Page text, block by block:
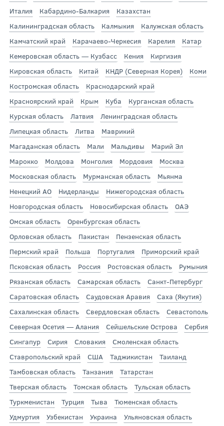
Италия
Кабардино-Балкария
Казахстан
Калининградская область
Калмыкия
Калужская область
Камчатский край
Карачаево-Черкесия Карелия
Катар
Кемеровская область — Кузбасс
Кения
Киргизия
Кировская область
Китай КНДР (Северная Корея)
Коми
Костромская область
Краснодарский край
Красноярский край
Крым Куба
Курганская область
Курская область
Латвия
Ленинградская область
Липецкая область
Литва
Маврикий
Магаданская область
Мали Мальдивы
Марий Эл
Марокко
Молдова Монголия Мордовия
Москва
Московская область
Мурманская область
Мьянма
Ненецкий АО
Нидерланды
Нижегородская область
Новгородская область
Новосибирская область
ОАЭ
Омская область
Оренбургская область
Орловская область
Пакистан
Пензенская область
Пермский край
Польша Португалия
Приморский край
Псковская область
Россия Ростовская область
Румыния
Рязанская область
Самарская область
Санкт-Петербург
Саратовская область
Саудовская Аравия
Саха (Якутия)
Сахалинская область
Свердловская область
Севастополь
Северная Осетия — Алания
Сейшельские Острова
Сербия
Сингапур
Сирия Словакия
Смоленская область
Ставропольский край
США Таджикистан
Таиланд
Тамбовская область
Танзания
Татарстан
Тверская область
Томская область
Тульская область
Туркменистан
Турция Тыва
Тюменская область
Удмуртия
Узбекистан Украина
Ульяновская область